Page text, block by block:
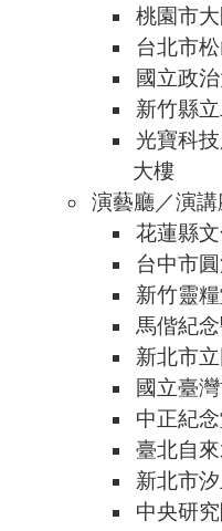
桃園市
台北市
國立政
新竹縣
光寶科
大樓
演藝廳／演
花蓮縣
台中市
新竹靈
馬偕紀
新北市
國立臺
中正紀
臺北自
新北市
中央研